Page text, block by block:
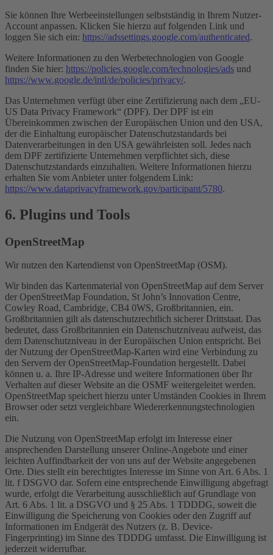
Sie können Ihre Werbeeinstellungen selbstständig in Ihrem Nutzer-
Account anpassen. Klicken Sie hierzu auf folgenden Link und
loggen Sie sich ein: https://adssettings.google.com/authenticated.
Weitere Informationen zu den Werbetechnologien von Google
finden Sie hier: https://policies.google.com/technologies/ads und
https://www.google.de/intl/de/policies/privacy/.
Das Unternehmen verfügt über eine Zertifizierung nach dem „EU-
US Data Privacy Framework“ (DPF). Der DPF ist ein
Übereinkommen zwischen der Europäischen Union und den USA,
der die Einhaltung europäischer Datenschutzstandards bei
Datenverarbeitungen in den USA gewährleisten soll. Jedes nach
dem DPF zertifizierte Unternehmen verpflichtet sich, diese
Datenschutzstandards einzuhalten. Weitere Informationen hierzu
erhalten Sie vom Anbieter unter folgendem Link:
https://www.dataprivacyframework.gov/participant/5780.
6. Plugins und Tools
OpenStreetMap
Wir nutzen den Kartendienst von OpenStreetMap (OSM).
Wir binden das Kartenmaterial von OpenStreetMap auf dem Server
der OpenStreetMap Foundation, St John’s Innovation Centre,
Cowley Road, Cambridge, CB4 0WS, Großbritannien, ein.
Großbritannien gilt als datenschutzrechtlich sicherer Drittstaat. Das
bedeutet, dass Großbritannien ein Datenschutzniveau aufweist, das
dem Datenschutzniveau in der Europäischen Union entspricht. Bei
der Nutzung der OpenStreetMap-Karten wird eine Verbindung zu
den Servern der OpenStreetMap-Foundation hergestellt. Dabei
können u. a. Ihre IP-Adresse und weitere Informationen über Ihr
Verhalten auf dieser Website an die OSMF weitergeleitet werden.
OpenStreetMap speichert hierzu unter Umständen Cookies in Ihrem
Browser oder setzt vergleichbare Wiedererkennungstechnologien
ein.
Die Nutzung von OpenStreetMap erfolgt im Interesse einer
ansprechenden Darstellung unserer Online-Angebote und einer
leichten Auffindbarkeit der von uns auf der Website angegebenen
Orte. Dies stellt ein berechtigtes Interesse im Sinne von Art. 6 Abs. 1
lit. f DSGVO dar. Sofern eine entsprechende Einwilligung abgefragt
wurde, erfolgt die Verarbeitung ausschließlich auf Grundlage von
Art. 6 Abs. 1 lit. a DSGVO und § 25 Abs. 1 TDDDG, soweit die
Einwilligung die Speicherung von Cookies oder den Zugriff auf
Informationen im Endgerät des Nutzers (z. B. Device-
Fingerprinting) im Sinne des TDDDG umfasst. Die Einwilligung ist
jederzeit widerrufbar.